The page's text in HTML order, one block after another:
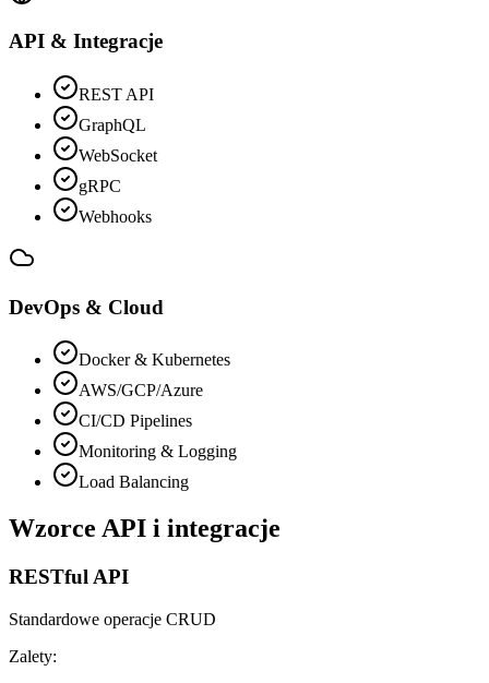
API & Integracje
REST API
GraphQL
WebSocket
gRPC
Webhooks
DevOps & Cloud
Docker & Kubernetes
AWS/GCP/Azure
CI/CD Pipelines
Monitoring & Logging
Load Balancing
Wzorce API i integracje
RESTful API
Standardowe operacje CRUD
Zalety: